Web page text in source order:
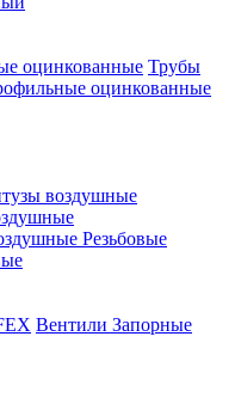
оцинкованные Трубы
оцинкованные
воздушные
Резьбовые
Вентили Запорные